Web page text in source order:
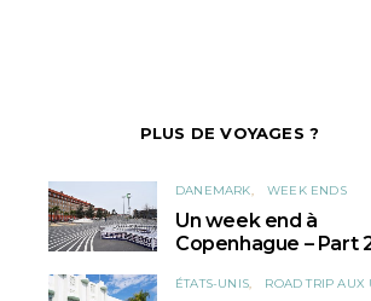
PLUS DE VOYAGES ?
DANEMARK WEEK ENDS
Un week end à
Copenhague – Part
ÉTATS-UNIS ROAD TRIP AUX